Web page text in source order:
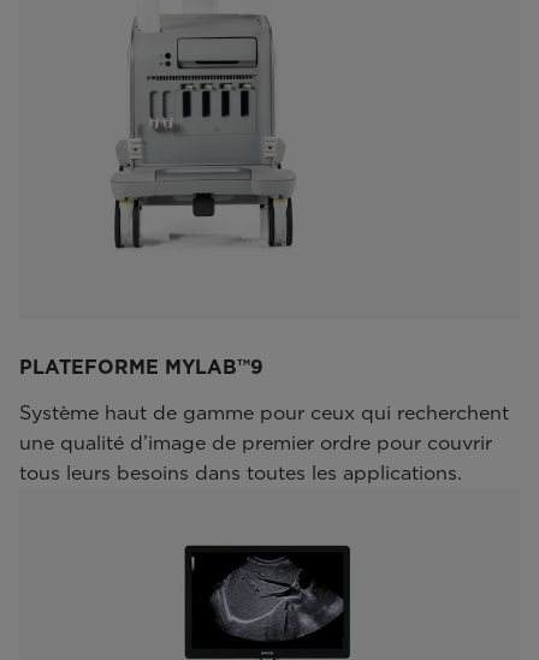
PLATEFORME MYLAB™9
Système haut de gamme pour ceux qui recherchent
une qualité d’image de premier ordre pour couvrir
tous leurs besoins dans toutes les applications.